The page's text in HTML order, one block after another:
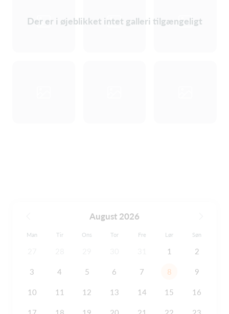
Der er i øjeblikket intet galleri tilgængeligt
August 2026
Man Tir Ons Tor Fre Lør Søn
1 2
3 4 5 6 7 8 9
10 11 12 13 14 15 16